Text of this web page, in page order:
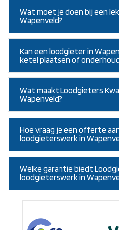
Wat moet je doen bij een
Wapenveld?
Kan een loodgieter in
ketel plaatsen of
Wat maakt Loodgieters
Wapenveld?
Hoe vraag je een offerte
loodgieterswerk in
Welke garantie biedt
loodgieterswerk in